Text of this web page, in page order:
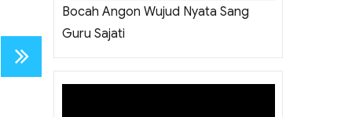
Bocah Angon Wujud Nyata Sang
Guru Sajati